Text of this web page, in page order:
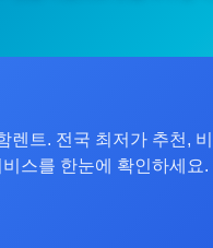
트. 전국 최저가 추천,
스를 한눈에 확인하세요.